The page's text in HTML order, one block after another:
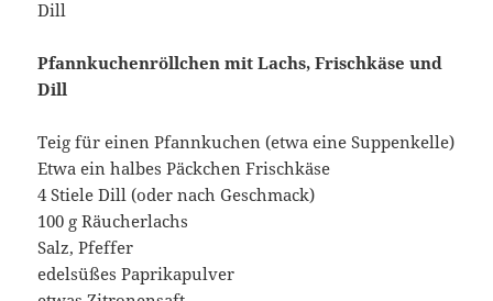
Pfannkuchenröllchen mit Lachs, Frischkäse und
Dill
Teig für einen Pfannkuchen (etwa eine Suppenkelle)
Etwa ein halbes Päckchen Frischkäse
4 Stiele Dill (oder nach Geschmack)
100 g Räucherlachs
Salz, Pfeffer
edelsüßes Paprikapulver